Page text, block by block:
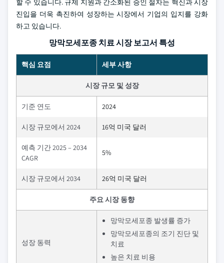
할 수 있습니다. 규제 지원과 간소화된 승인 절차는 혁신과 시장
진입을 더욱 촉진하여 성장하는 시장에서 기업의 입지를 강화
하고 있습니다.
망막모세포종 치료 시장 보고서 특성
핵심 요점 세부 사항
시장 규모 및 성장
기준 연도 2024
시장 규모에서 2024 16억 미국 달러
예측 기간 2025 – 2034
CAGR
5%
시장 규모에서 2034 26억 미국 달러
주요 시장 동향
성장 동력
망막모세포종 발생률 증가
망막모세포종의 조기 진단 및
치료
높은 치료 비용